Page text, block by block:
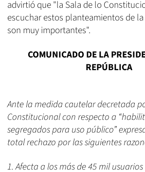
advirtió que "la Sala de lo
escuchar estos planteamientos de
son muy importantes".
COMUNICADO DE LA
REPÚBLICA
Ante la medida cautelar decretada
Constitucional con respecto a
segregados para uso público”
total rechazo por las siguientes
1. Afecta a los más de 45 mil